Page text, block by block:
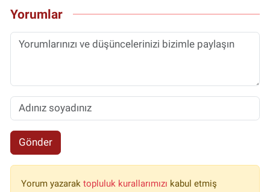
Yorumlar
Gönder
Yorum yazarak topluluk kurallarımızı kabul etmiş